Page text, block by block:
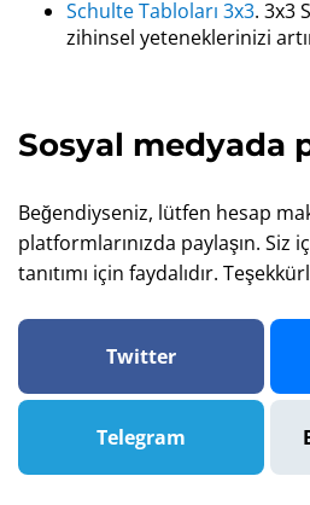
Schulte Tabloları 3x3. 3x3
zihinsel yeteneklerinizi
Sosyal medyada
Beğendiyseniz, lütfen hesap
platformlarınızda paylaşın. Siz
tanıtımı için faydalıdır.
Twitter
Telegram